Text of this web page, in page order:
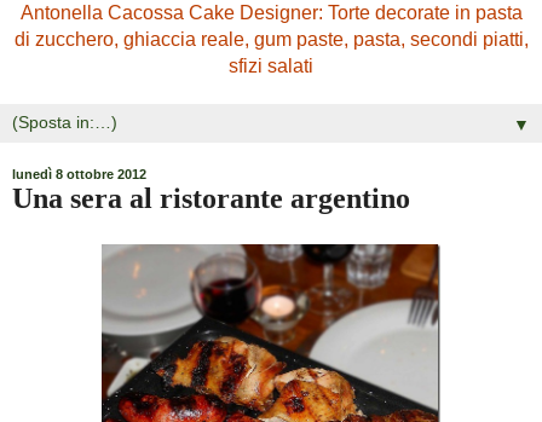
Antonella Cacossa Cake Designer: Torte decorate in pasta
di zucchero, ghiaccia reale, gum paste, pasta, secondi piatti,
sfizi salati
▼
lunedì 8 ottobre 2012
Una sera al ristorante argentino